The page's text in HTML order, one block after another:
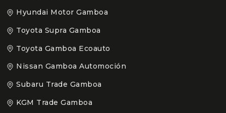
Hyundai Motor Gamboa
Toyota Supra Gamboa
Toyota Gamboa Ecoauto
Nissan Gamboa Automoción
Subaru Trade Gamboa
KGM Trade Gamboa